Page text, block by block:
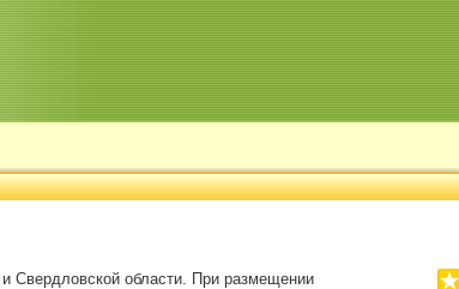
Свердловской области. При размещении